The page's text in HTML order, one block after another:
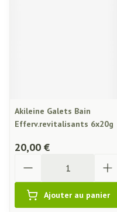
Akileine Galets Bain
Efferv.revitalisants 6x20g
20,00 €
Ajouter au panier